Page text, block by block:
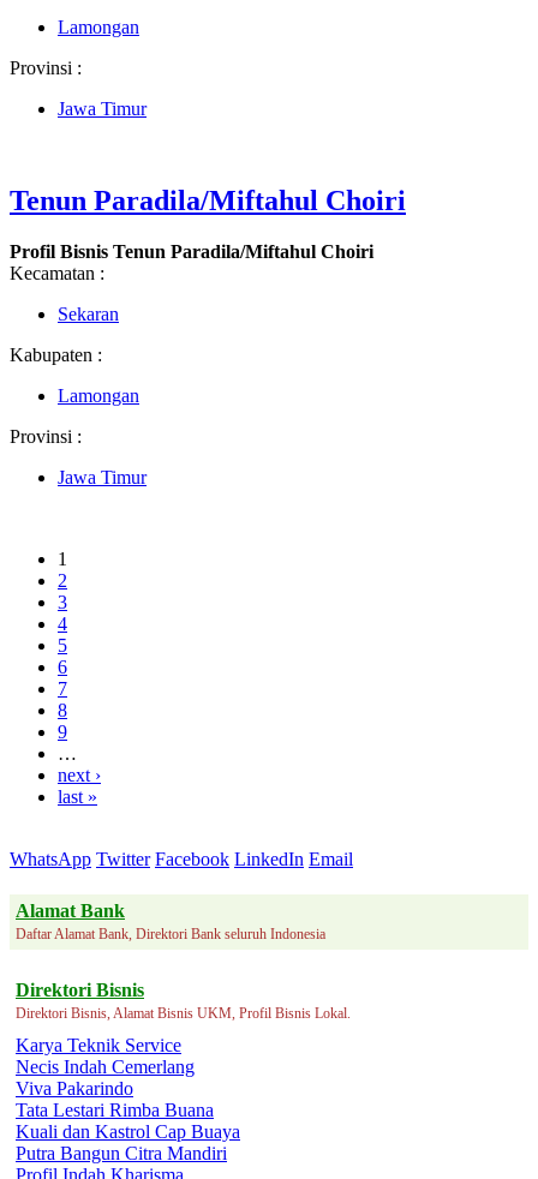
Lamongan
Provinsi :
Jawa Timur
Tenun Paradila/Miftahul Choiri
Profil Bisnis Tenun Paradila/Miftahul Choiri
Kecamatan :
Sekaran
Kabupaten :
Lamongan
Provinsi :
Jawa Timur
1
2
3
4
5
6
7
8
9
…
next ›
last »
WhatsApp Twitter Facebook LinkedIn Email
Alamat Bank
Daftar Alamat Bank, Direktori Bank seluruh Indonesia
Direktori Bisnis
Direktori Bisnis, Alamat Bisnis UKM, Profil Bisnis Lokal.
Karya Teknik Service
Necis Indah Cemerlang
Viva Pakarindo
Tata Lestari Rimba Buana
Kuali dan Kastrol Cap Buaya
Putra Bangun Citra Mandiri
Profil Indah Kharisma